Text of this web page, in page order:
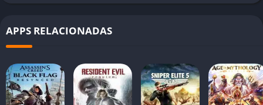
APPS RELACIONADAS